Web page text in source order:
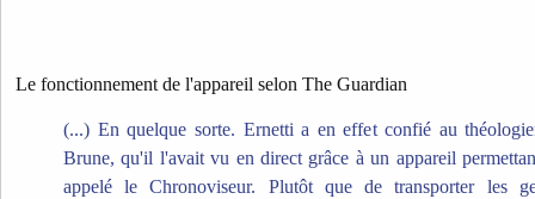
Le fonctionnement de l'appareil selon The Guardian
(...) En quelque sorte. Ernetti a en effet confié au
Brune, qu'il l'avait vu en direct grâce à un appareil
appelé le Chronoviseur. Plutôt que de transporter les